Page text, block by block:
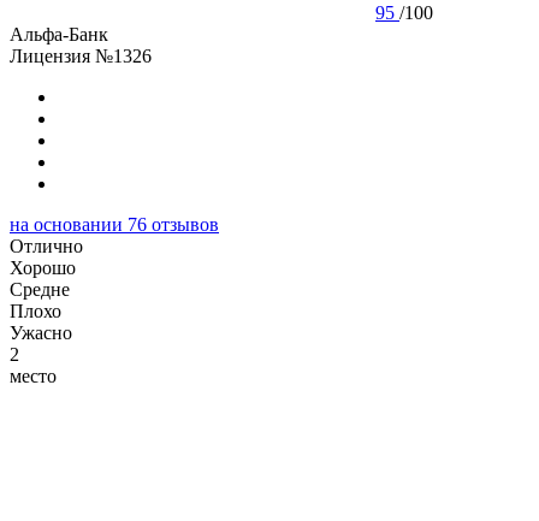
95 /100
Альфа-Банк
Лицензия №1326
на основании 76 отзывов
Отлично
Хорошо
Cредне
Плохо
Ужасно
2
место